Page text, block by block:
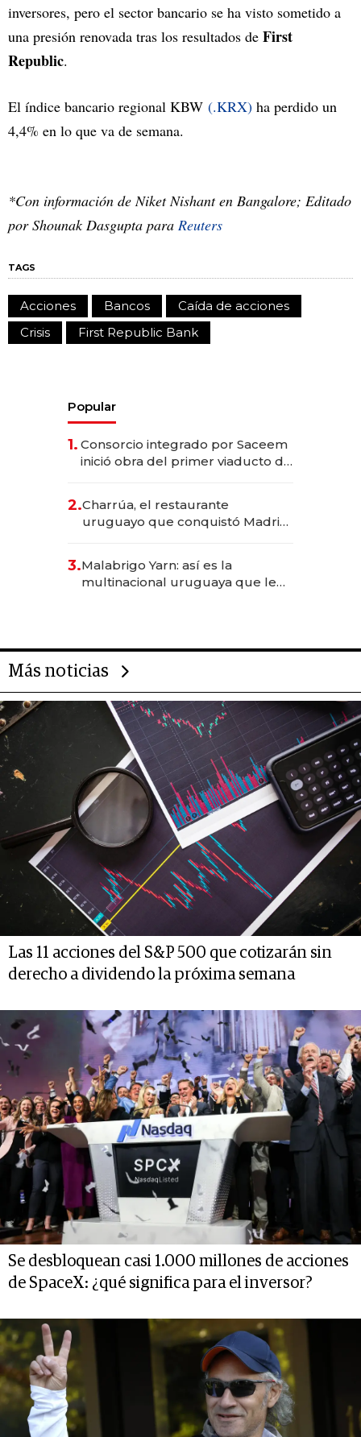
inversores, pero el sector bancario se ha visto sometido a
una presión renovada tras los resultados de First
Republic.
El índice bancario regional KBW (.KRX) ha perdido un
4,4% en lo que va de semana.
*Con información de Niket Nishant en Bangalore; Editado
por Shounak Dasgupta para Reuters
TAGS
Acciones Bancos
Caída de acciones
Crisis
First Republic Bank
Popular
1. Consorcio integrado por Saceem
inició obra del primer viaducto de
millones
2.Charrúa, el restaurante
uruguayo que conquistó Madrid:
anticipación y prepara apertura
3.Malabrigo Yarn: así es la
multinacional uruguaya que le
Más noticias
Las 11 acciones del S&P 500 que cotizarán sin
derecho a dividendo la próxima semana
Se desbloquean casi 1.000 millones de acciones
de SpaceX: ¿qué significa para el inversor?